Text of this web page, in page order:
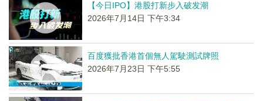
【今日IPO】港股打新步入破发潮
2026年7月14日 下午3:34
百度獲批香港首個無人駕駛測試牌照
2026年7月23日 下午5:55